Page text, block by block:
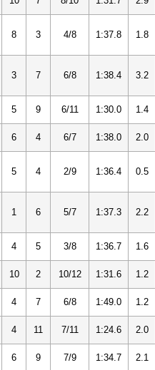
8 3 4/8 1:37.8 1.8
3 7 6/8 1:38.4 3.2
5 9 6/11 1:30.0 1.4
6 4 6/7 1:38.0 2.0
5 4 2/9 1:36.4 0.5
1 6 5/7 1:37.3 2.2
4 5 3/8 1:36.7 1.6
10 2 10/12 1:31.6 1.2
4 7 6/8 1:49.0 1.2
4 11 7/11 1:24.6 2.0
6 9 7/9 1:34.7 2.1